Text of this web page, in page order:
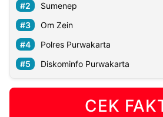
Sumenep
Om Zein
Polres Purwakarta
Diskominfo Purwakarta
CEK